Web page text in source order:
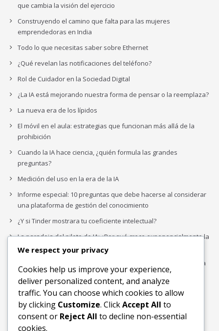
que cambia la visión del ejercicio
Construyendo el camino que falta para las mujeres
emprendedoras en India
Todo lo que necesitas saber sobre Ethernet
¿Qué revelan las notificaciones del teléfono?
Rol de Cuidador en la Sociedad Digital
¿La IA está mejorando nuestra forma de pensar o la reemplaza?
La nueva era de los lípidos
El móvil en el aula: estrategias que funcionan más allá de la
prohibición
Cuando la IA hace ciencia, ¿quién formula las grandes
preguntas?
Medición del uso en la era de la IA
Informe especial: 10 preguntas que debe hacerse al considerar
una plataforma de gestión del conocimiento
¿Y si Tinder mostrara tu coeficiente intelectual?
La paradoja del piloto de IA: ¿Por qué crece exponencialmente la
complejidad de la IA empresarial?
Los organigramas de marketing se crearon para los canales. La
IA acaba de dejarlos obsoletos.
Buscar
Buscar
We respect your privacy
Cookies help us improve your experience,
deliver personalized content, and analyze
traffic. You can choose which cookies to allow
by clicking Customize. ClickAccept All to
consent or Reject All to decline non-essential
cookies.